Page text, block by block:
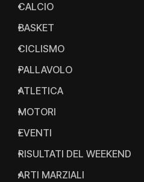
CALCIO
BASKET
CICLISMO
PALLAVOLO
ATLETICA
MOTORI
EVENTI
RISULTATI DEL WEEKEND
ARTI MARZIALI